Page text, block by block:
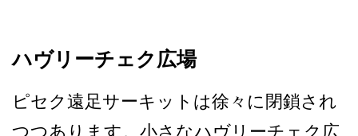
ハヴリーチェク広場
ピセク遠足サーキットは徐々­に閉鎖され
つつあります。小さなハヴリーチェク広